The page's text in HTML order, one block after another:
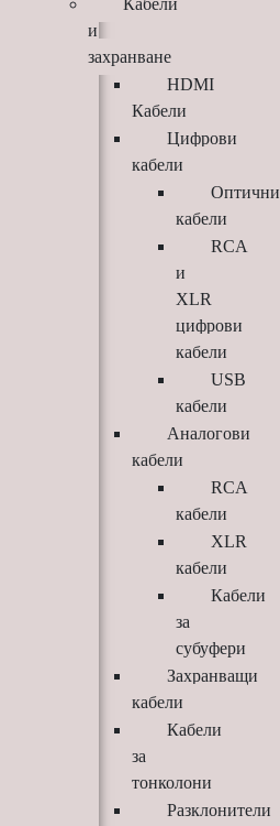
Кабели
и
захранване
HDMI
Кабели
Цифрови
кабели
Оптични
кабели
RCA
и
XLR
цифрови
кабели
USB
кабели
Аналогови
кабели
RCA
кабели
XLR
кабели
Кабели
за
субуфери
Захранващи
кабели
Кабели
за
тонколони
Разклонители